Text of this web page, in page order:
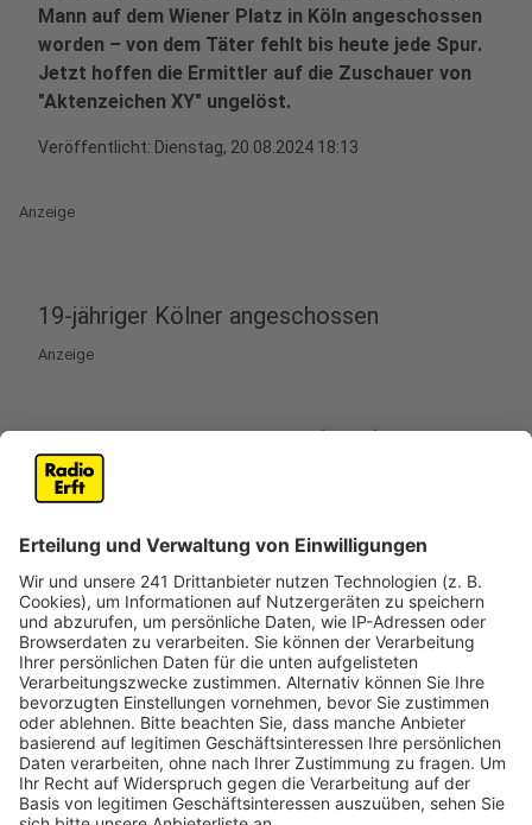
Mann auf dem Wiener Platz in Köln angeschossen
worden – von dem Täter fehlt bis heute jede Spur.
Jetzt hoffen die Ermittler auf die Zuschauer von
"Aktenzeichen XY" ungelöst.
Veröffentlicht: Dienstag, 20.08.2024 18:13
Anzeige
19-jähriger Kölner angeschossen
Anzeige
Ein Fall aus Köln ist am Mittwoch (21.08.) Thema bei
"Aktenzeichen XY". Es geht um versuchten Mord. Laut
der Ermittler war im Februar ein junger Mann auf dem
Täter fehlt bis heute jede Spur. Jetzt hoffen die
Ermittler auf die Zuschauer der Fernsehsendung. Dort
wird der Fall jetzt vorgestellt undBilder aus der
Überwachungskameragezeigt. Die Ermittler suchen
nach einem dunkel gekleideten Tatverdächtigen mit
Vollbart. Er soll den 19-Jährigen am 14. Februar
angeschossen haben, als der auf den Treppenstufen
vor dem Bürgerzentrum saß. Anschließend soll der
mutmaßliche Schütze in Richtung
Bahngleise/Stadtgarten geflüchtet sein. Zeugen, die